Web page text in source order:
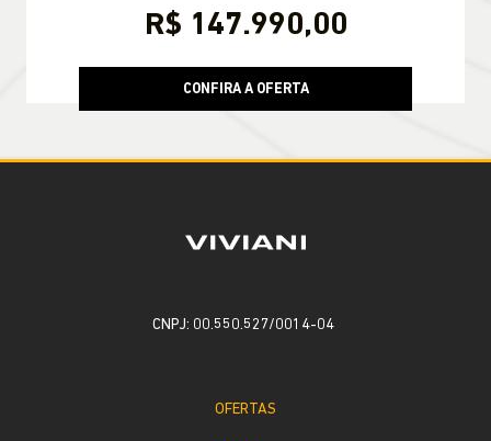
R$ 147.990,00
CONFIRA A OFERTA
CNPJ: 00.550.527/0014-04
OFERTAS